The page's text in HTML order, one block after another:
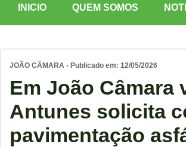
INICIO QUEM SOMOS
JOÃO CÂMARA - Publicado em: 12/05/2026
Em João Câmara
Antunes solicita
pavimentação